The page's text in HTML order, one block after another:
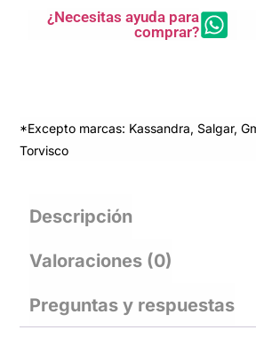
¿Necesitas ayuda para
comprar?
*Excepto marcas: Kassandra, Salgar,
Torvisco
Descripción
Valoraciones (0)
Preguntas y respuestas